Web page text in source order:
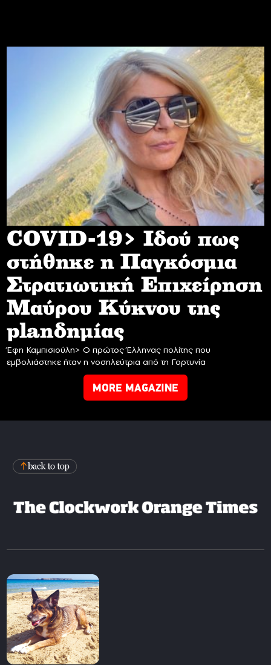
COVID-19> Iδού πως
στήθηκε η Παγκόσμια
Στρατιωτική Επιχείρηση
Mαύρου Κύκνου της
planδημίας
Έφη Καμπισιούλη> Ο πρώτος Έλληνας πολίτης που
εμβολιάστηκε ήταν η νοσηλεύτρια από τη Γορτυνία
MORE MAGAZINE